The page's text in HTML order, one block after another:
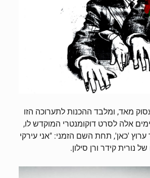
מאד, ומלבד ההכנות לתערוכה הזו
אלה לסרט דוקומנטרי המוקדש לו,
ערוץ 'כאן', תחת השם הזמני: "אני עירקי
נורית קידר ורן סילון.